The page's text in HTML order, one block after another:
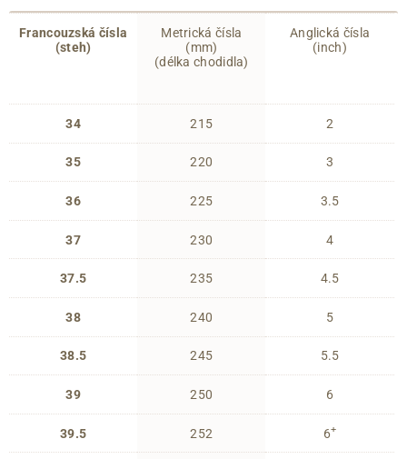
Francouzská čísla
(steh)
34
35
36
37
37.5
38
38.5
39
39.5
Metrická čísla
(mm)
(délka chodidla)
215
220
225
230
235
240
245
250
252
Anglická čísla
(inch)
2
3
3.5
4
4.5
5
5.5
6
6+